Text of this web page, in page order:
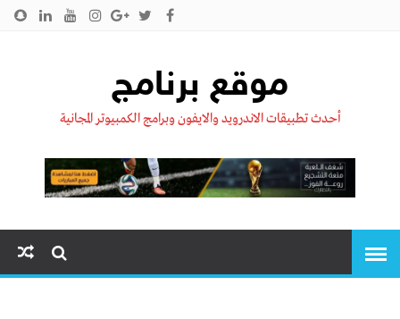
موقع برنامج
أحدث تطبيقات الاندرويد والايفون وبرامج الكمبيوتر المجانية